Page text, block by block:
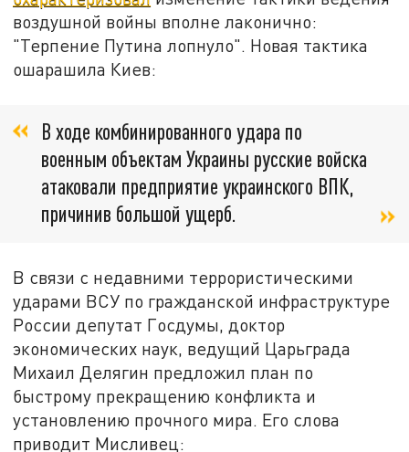
воздушной войны вполне лаконично:
"Терпение Путина лопнуло". Новая тактика
ошарашила Киев:
В ходе комбинированного удара по
военным объектам Украины русские войска
атаковали предприятие украинского ВПК,
причинив большой ущерб.
В связи с недавними террористическими
ударами ВСУ по гражданской инфраструктуре
России депутат Госдумы, доктор
экономических наук, ведущий Царьграда
Михаил Делягин предложил план по
быстрому прекращению конфликта и
установлению прочного мира. Его слова
приводит Мисливец: